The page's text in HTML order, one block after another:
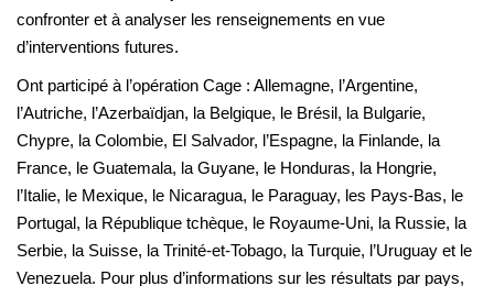
confronter et à analyser les renseignements en vue
d’interventions futures.
Ont participé à l’opération Cage : Allemagne, l’Argentine,
l’Autriche, l’Azerbaïdjan, la Belgique, le Brésil, la Bulgarie,
Chypre, la Colombie, El Salvador, l’Espagne, la Finlande, la
France, le Guatemala, la Guyane, le Honduras, la Hongrie,
l’Italie, le Mexique, le Nicaragua, le Paraguay, les Pays-Bas, le
Portugal, la République tchèque, le Royaume-Uni, la Russie, la
Serbie, la Suisse, la Trinité-et-Tobago, la Turquie, l’Uruguay et le
Venezuela. Pour plus d’informations sur les résultats par pays,